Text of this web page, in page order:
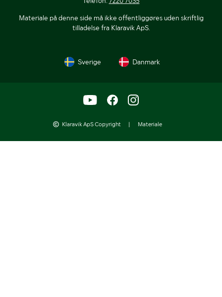
Materiale på denne side må ikke offentliggøres uden skriftlig
tilladelse fra Klaravik ApS.
Sverige Danmark
Klaravik ApS Copyright | Materiale